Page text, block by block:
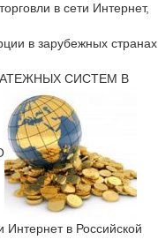
в сети Интернет,
в зарубежных странах
СИСТЕМ В
в Российской